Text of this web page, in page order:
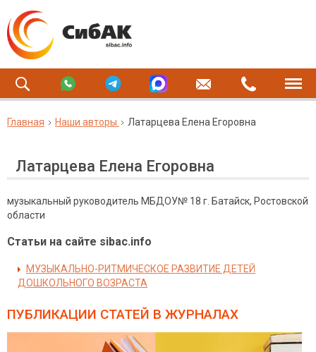
Главная Наши авторы Латарцева Елена Егоровна
Латарцева Елена Егоровна
музыкальный руководитель МБДОУ№ 18 г. Батайск, Ростовской
области
Статьи на сайте sibac.info
МУЗЫКАЛЬНО-РИТМИЧЕСКОЕ РАЗВИТИЕ ДЕТЕЙ
ДОШКОЛЬНОГО ВОЗРАСТА
ПУБЛИКАЦИИ СТАТЕЙ В ЖУРНАЛАХ